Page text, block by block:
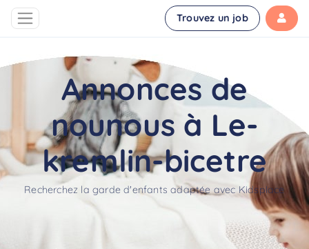
Trouvez un job
Annonces de
nounous à Le-
kremlin-bicetre
Recherchez la garde d'enfants adaptée avec Kidsplace